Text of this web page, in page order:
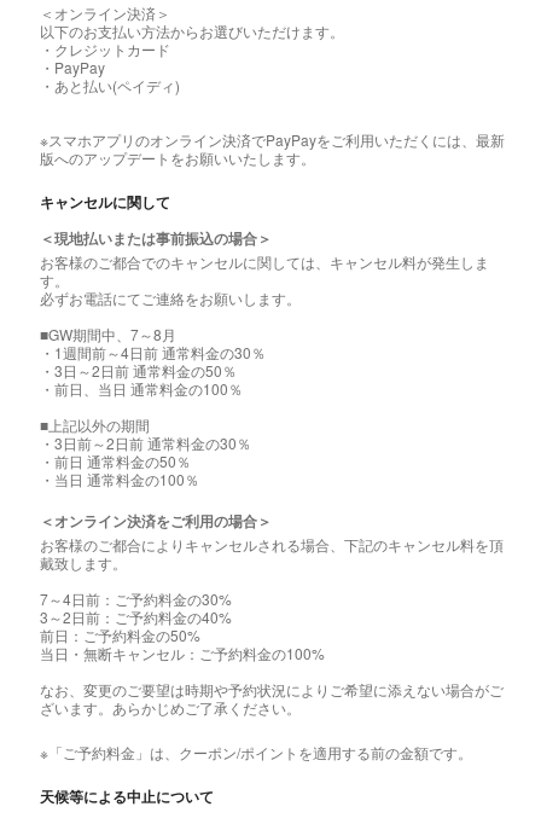
＜オンライン決済＞
以下のお支払い方法からお選びいただけます。
・クレジットカード
・PayPay
・あと払い(ペイディ)
※スマホアプリのオンライン決済でPayPayをご利用いただくには、最新
版へのアップデートをお願いいたします。
キャンセルに関して
＜現地払いまたは事前振込の場合＞
お客様のご都合でのキャンセルに関しては、キャンセル料が発生しま
す。
必ずお電話にてご連絡をお願いします。
■GW期間中、7～8月
・1週間前～4日前 通常料金の30％
・3日～2日前 通常料金の50％
・前日、当日 通常料金の100％
■上記以外の期間
・3日前～2日前 通常料金の30％
・前日 通常料金の50％
・当日 通常料金の100％
＜オンライン決済をご利用の場合＞
お客様のご都合によりキャンセルされる場合、下記のキャンセル料を頂
戴致します。
7～4日前：ご予約料金の30%
3～2日前：ご予約料金の40%
前日：ご予約料金の50%
当日・無断キャンセル：ご予約料金の100%
なお、変更のご要望は時期や予約状況によりご希望に添えない場合がご
ざいます。あらかじめご了承ください。
※「ご予約料金」は、クーポン/ポイントを適用する前の金額です。
天候等による中止について